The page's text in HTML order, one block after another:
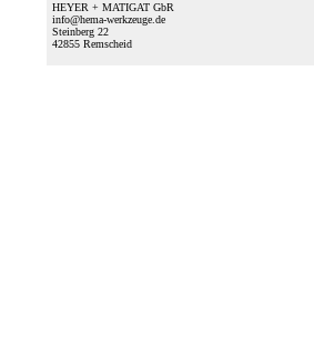
HEYER + MATIGAT GbR
info@hema-werkzeuge.de
Steinberg 22
42855 Remscheid